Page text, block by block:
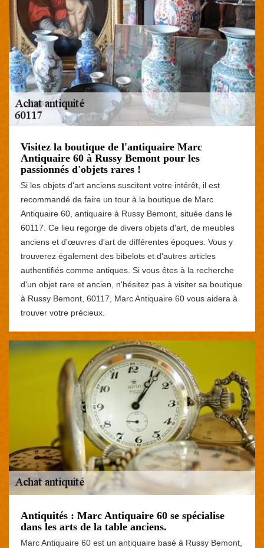
Visitez la boutique de l'antiquaire Marc
Antiquaire 60 à Russy Bemont pour les
passionnés d'objets rares !
Si les objets d'art anciens suscitent votre intérêt, il est
recommandé de faire un tour à la boutique de Marc
Antiquaire 60, antiquaire à Russy Bemont, située dans le
60117. Ce lieu regorge de divers objets d'art, de meubles
anciens et d'œuvres d'art de différentes époques. Vous y
trouverez également des bibelots et d'autres articles
authentifiés comme antiques. Si vous êtes à la recherche
d'un objet rare et ancien, n'hésitez pas à visiter sa boutique
à Russy Bemont, 60117, Marc Antiquaire 60 vous aidera à
trouver votre précieux.
Antiquités : Marc Antiquaire 60 se spécialise
dans les arts de la table anciens.
Marc Antiquaire 60 est un antiquaire basé à Russy Bemont,